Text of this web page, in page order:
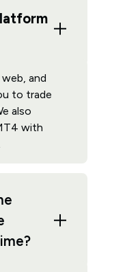
and
to trade
also
with